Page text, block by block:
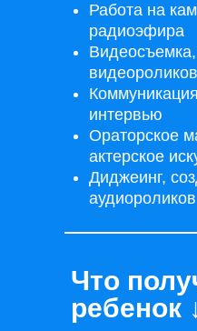
Работа на
радиоэфира
видеороликов
интервью
Ораторское
актерское
Диджеинг,
аудиороликов
Что
ребенок